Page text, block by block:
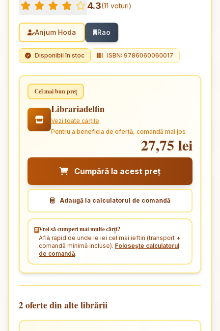
4.3(11 voturi)
Anjum Hoda Rao
Disponibil în stoc ISBN: 9786060060017
Cel mai bun preț
Librariadelfin
Vezi toate cărțile
Pentru a beneficia de ofertă, comandă mai jos
27,75 lei
Cumpără la acest preț
Adaugă la calculatorul de comandă
Vrei să cumperi mai multe cărți?
Află rapid de unde le iei cel mai ieftin (transport +
comandă minimă incluse). Folosește calculatorul
de comandă.
2 oferte din alte librării